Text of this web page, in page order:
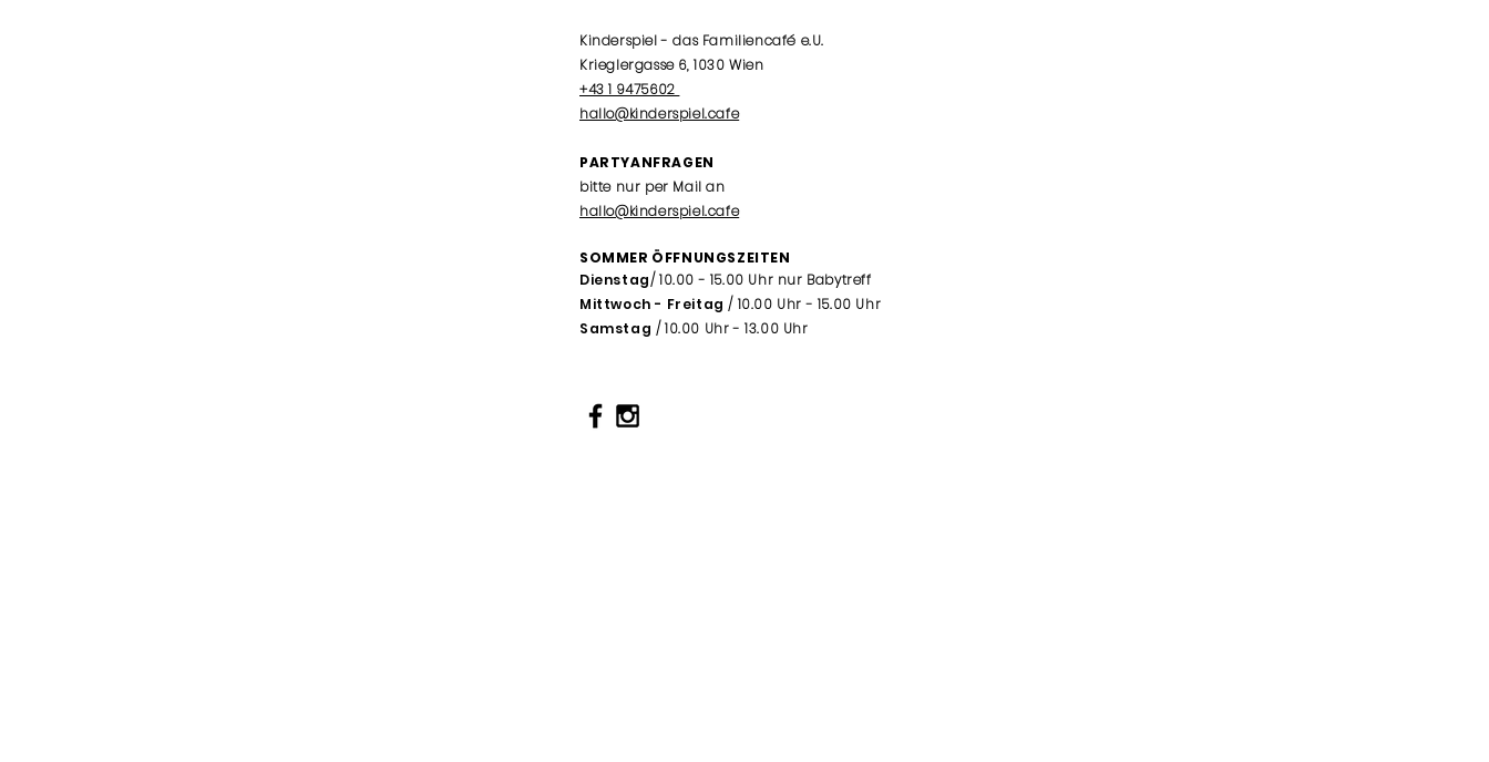
Kinderspiel - das Familiencafé e.U.
Krieglergasse 6, 1030 Wien
+43 1 9475602
hallo@kinderspiel.cafe
PARTYANFRAGEN
bitte nur per Mail an
hallo@kinderspiel.cafe
SOMMER ÖFFNUNGSZEITEN
Dienstag/ 10.00 - 15.00 Uhr nur Babytreff
Mittwoch - Freitag / 10.00 Uhr - 15.00 Uhr
Samstag / 10.00 Uhr - 13.00 Uhr